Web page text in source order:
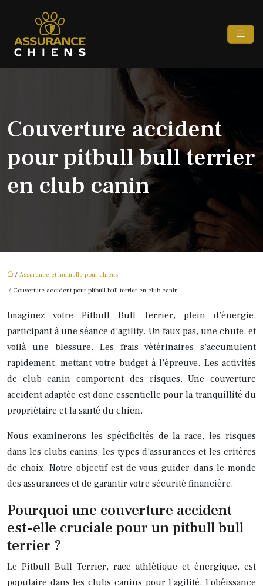
Couverture accident
pour pitbull bull terrier
en club canin
/ Assurance et mutuelle pour chiens
/ Couverture accident pour pitbull bull terrier en club canin
Imaginez votre Pitbull Bull Terrier, plein d’énergie,
participant à une séance d’agility. Un faux pas, une chute, et
voilà une blessure. Les frais vétérinaires s’accumulent
rapidement, mettant votre budget à l’épreuve. Les activités
de club canin comportent des risques. Une couverture
accident adaptée est donc essentielle pour la tranquillité du
propriétaire et la santé du chien.
Nous examinerons les spécificités de la race, les risques
dans les clubs canins, les types d’assurances et les critères
de choix. Notre objectif est de vous guider dans le monde
des assurances et de garantir votre sécurité financière.
Pourquoi une couverture accident
est-elle cruciale pour un pitbull bull
terrier ?
Le Pitbull Bull Terrier, race athlétique et énergique, est
populaire dans les clubs canins pour l’agilité, l’obéissance